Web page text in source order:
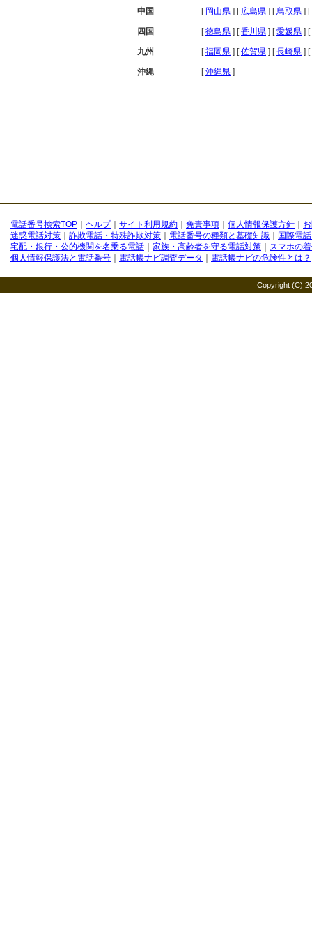
中国 [ 岡山県 ] [ 広島県 ] [鳥取県 ] [
四国 [徳島県 ] [香川県 ] [愛媛県 ] [
九州 [福岡県 ] [佐賀県 ] [長崎県 ] [
沖縄 [沖縄県 ]
電話番号検索TOP ヘルプ｜ サイト利用規約 免責事項 個人情報保護方針
迷惑電話対策
詐欺電話・特殊詐欺対策 電話番号の種類と基礎知識
国際電
宅配・銀行・公的機関を名乗る電話
家族・高齢者を守る電話対策
スマホの
個人情報保護法と電話番号
電話帳ナビ調査データ 電話帳ナビの危険性とは？
Copyright (C)